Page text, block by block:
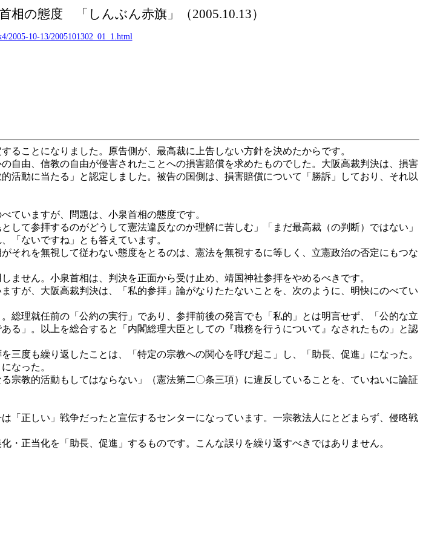
相の態度 「しんぶん赤旗」（2005.10.13）
2005-10-13/2005101302_01_1.html
ことになりました。原告側が、最高裁に上告しない方針を決めたからです。
由、信教の自由が侵害されたことへの損害賠償を求めたものでした。大阪高裁判決は、損害
動に当たる」と認定しました。被告の国側は、損害賠償について「勝訴」しており、それ以
ていますが、問題は、小泉首相の態度です。
て参拝するのがどうして憲法違反なのか理解に苦しむ」「まだ最高裁（の判断）ではない」
「ないですね」とも答えています。
れを無視して従わない態度をとるのは、憲法を無視するに等しく、立憲政治の否定にもつな
せん。小泉首相は、判決を正面から受け止め、靖国神社参拝をやめるべきです。
が、大阪高裁判決は、「私的参拝」論がなりたたないことを、次のように、明快にのべてい
理就任前の「公約の実行」であり、参拝前後の発言でも「私的」とは明言せず、「公的な立
る」。以上を総合すると「内閣総理大臣としての『職務を行うについて』なされたもの」と認
度も繰り返したことは、「特定の宗教への関心を呼び起こ」し、「助長、促進」になった。
なった。
教的活動もしてはならない」（憲法第二〇条三項）に違反していることを、ていねいに論証
正しい」戦争だったと宣伝するセンターになっています。一宗教法人にとどまらず、侵略戦
正当化を「助長、促進」するものです。こんな誤りを繰り返すべきではありません。